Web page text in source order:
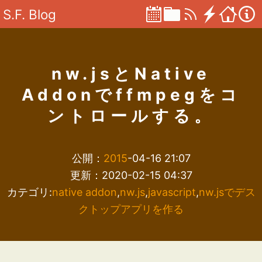
S.F. Blog
nw.jsとNative
Addonでffmpegをコ
ントロールする。
公開： 2015-04-16 21:07
更新：2020-02-15 04:37
カテゴリ:native addon,nw.js,javascript,nw.jsでデス
クトップアプリを作る